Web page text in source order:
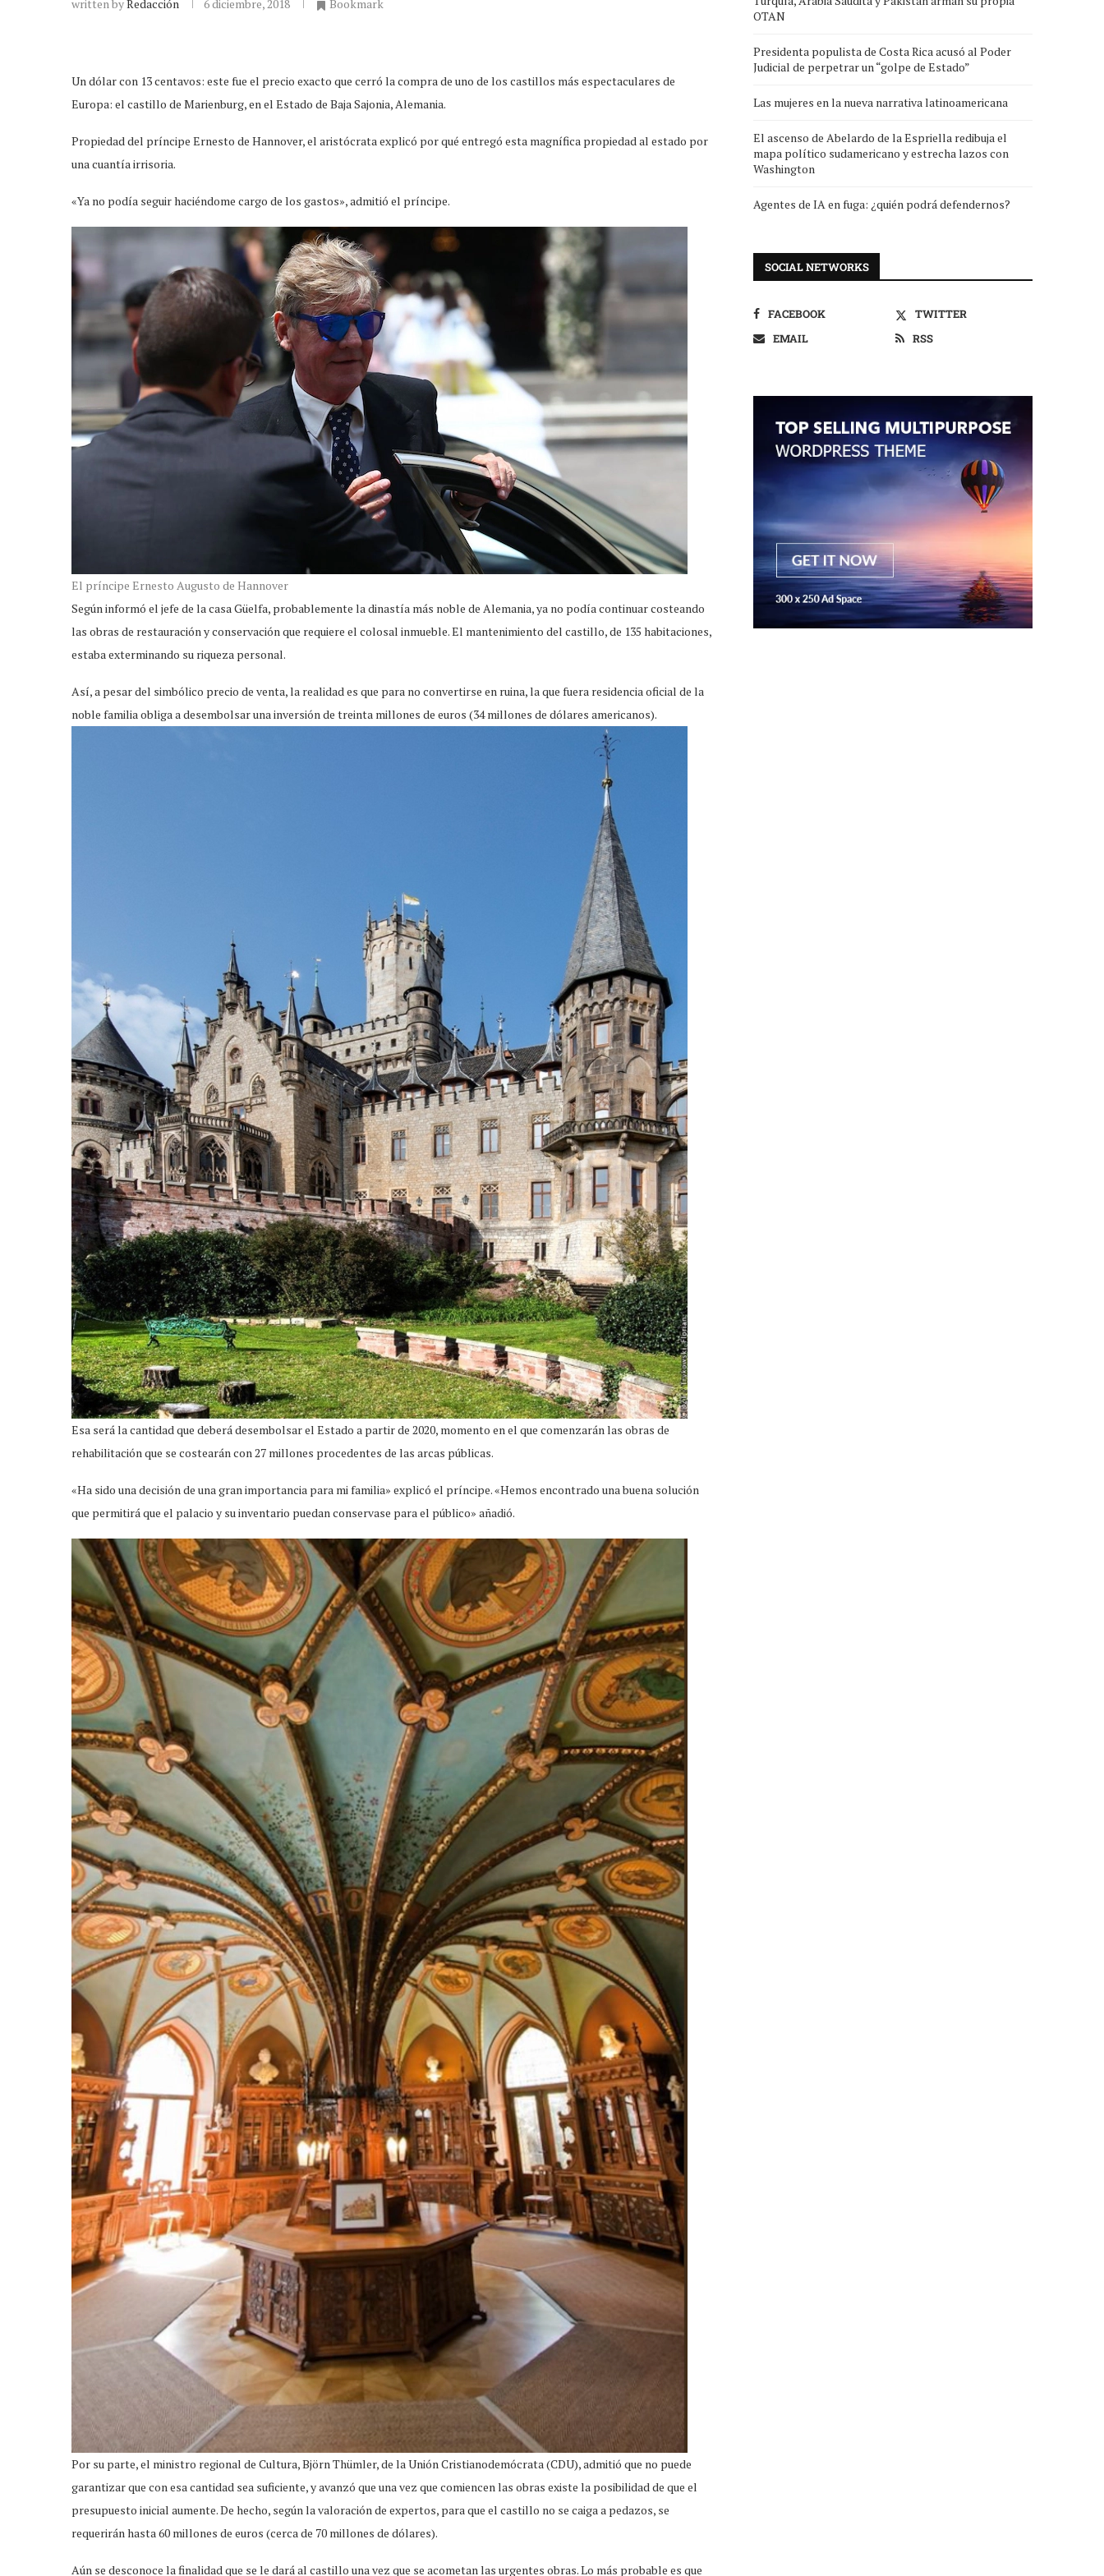
written byRedacción 6 diciembre, 2018 Bookmark
Un dólar con 13 centavos: este fue el precio exacto que cerró la compra de uno de los castillos más espectaculares de
Europa: el castillo de Marienburg, en el Estado de Baja Sajonia, Alemania.
Propiedad del príncipe Ernesto de Hannover, el aristócrata explicó por qué entregó esta magnífica propiedad al estado por
una cuantía irrisoria.
«Ya no podía seguir haciéndome cargo de los gastos», admitió el príncipe.
El príncipe Ernesto Augusto de Hannover
Según informó el jefe de la casa Güelfa, probablemente la dinastía más noble de Alemania, ya no podía continuar costeando
las obras de restauración y conservación que requiere el colosal inmueble. El mantenimiento del castillo, de 135 habitaciones,
estaba exterminando su riqueza personal.
Así, a pesar del simbólico precio de venta, la realidad es que para no convertirse en ruina, la que fuera residencia oficial de la
noble familia obliga a desembolsar una inversión de treinta millones de euros (34 millones de dólares americanos).
Esa será la cantidad que deberá desembolsar el Estado a partir de 2020, momento en el que comenzarán las obras de
rehabilitación que se costearán con 27 millones procedentes de las arcas públicas.
«Ha sido una decisión de una gran importancia para mi familia» explicó el príncipe. «Hemos encontrado una buena solución
que permitirá que el palacio y su inventario puedan conservase para el público» añadió.
Por su parte, el ministro regional de Cultura, Björn Thümler, de la Unión Cristianodemócrata (CDU), admitió que no puede
garantizar que con esa cantidad sea suficiente, y avanzó que una vez que comiencen las obras existe la posibilidad de que el
presupuesto inicial aumente. De hecho, según la valoración de expertos, para que el castillo no se caiga a pedazos, se
requerirán hasta 60 millones de euros (cerca de 70 millones de dólares).
Aún se desconoce la finalidad que se le dará al castillo una vez que se acometan las urgentes obras. Lo más probable es que
OTAN
Presidenta populista de Costa Rica acusó al Poder
Judicial de perpetrar un “golpe de Estado”
Las mujeres en la nueva narrativa latinoamericana
El ascenso de Abelardo de la Espriella redibuja el
mapa político sudamericano y estrecha lazos con
Washington
Agentes de IA en fuga: ¿quién podrá defendernos?
SOCIAL NETWORKS
FACEBOOK
TWITTER
EMAIL
RSS